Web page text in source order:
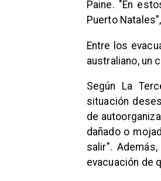
Paine. "En
Puerto
Entre los
australiano, un
Según La
situación
de
dañado o
salir".
evacuación de